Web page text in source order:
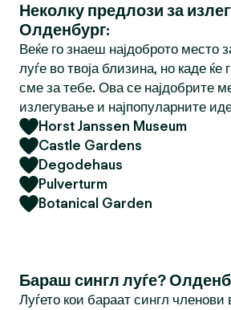
Неколку предлози за
Олденбург:
Веќе го знаеш најдоброто место
луѓе во твоја близина, но каде
сме за тебе. Ова се најдобрите
излегување и најпопуларните
Horst Janssen Museum
Castle Gardens
Degodehaus
Pulverturm
Botanical Garden
Бараш сингл луѓе?
Луѓето кои бараат сингл членови